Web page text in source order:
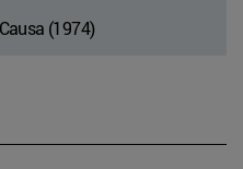
(1974)